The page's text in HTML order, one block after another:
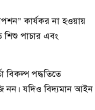
কার্যকর না হওয়ায়
শিশু পাচার এবং
বিকল্প পদ্ধতিতে
নন। যদিও বিদ্যমান আইন